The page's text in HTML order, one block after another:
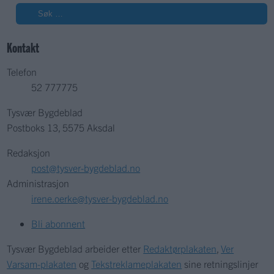
Søk
Kontakt
Telefon
52 777775
Tysvær Bygdeblad
Postboks 13, 5575 Aksdal
Redaksjon
post@tysver-bygdeblad.no
Administrasjon
irene.oerke@tysver-bygdeblad.no
Bli abonnent
Tysvær Bygdeblad arbeider etter Redaktørplakaten ,Ver
Varsam-plakaten og Tekstreklameplakaten sine retningslinjer